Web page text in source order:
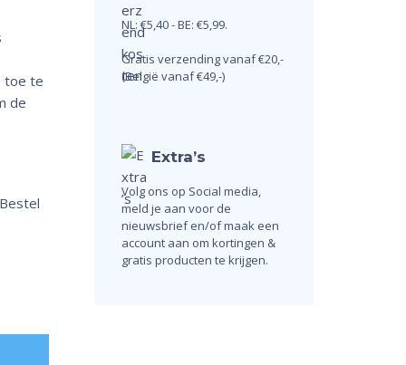
toe te
de
NL: €5,40 - BE: €5,99.
Gratis verzending vanaf €20,-
(België vanaf €49,-)
Extra’s
Volg ons op Social media,
meld je aan voor de
nieuwsbrief en/of maak een
account aan om kortingen &
gratis producten te krijgen.